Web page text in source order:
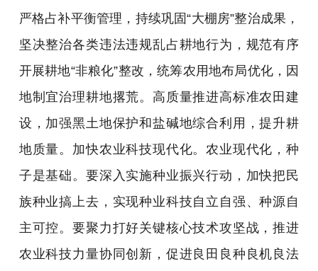
严格占补平衡管理，持续巩固“大棚房”整治成果，
坚决整治各类违法违规乱占耕地行为，规范有序
开展耕地“非粮化”整改，统筹农用地布局优化，因
地制宜治理耕地撂荒。高质量推进高标准农田建
设，加强黑土地保护和盐碱地综合利用，提升耕
地质量。加快农业科技现代化。农业现代化，种
子是基础。要深入实施种业振兴行动，加快把民
族种业搞上去，实现种业科技自立自强、种源自
主可控。要聚力打好关键核心技术攻坚战，推进
农业科技力量协同创新，促进良田良种良机良法